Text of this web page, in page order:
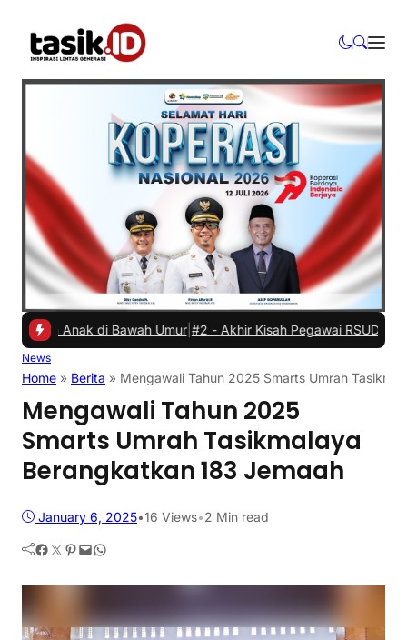
Anak di Bawah Umur|#2 -Akhir Kisah Pegawai RSUD yang Viral
News
Home » Berita » Mengawali Tahun 2025 Smarts Umrah
Mengawali Tahun 2025
Smarts Umrah Tasikmalaya
Berangkatkan 183 Jemaah
January 6, 2025•16 Views•2 Min read
Facebook Twitter Pinterest Mail WhatsApp